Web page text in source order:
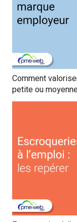
Comment
petite ou